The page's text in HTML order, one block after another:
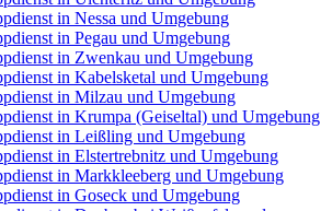
in Nessa und Umgebung
in Pegau und Umgebung
in Zwenkau und Umgebung
in Kabelsketal und Umgebung
in Milzau und Umgebung
in Krumpa (Geiseltal) und Umgebung
in Leißling und Umgebung
in Elstertrebnitz und Umgebung
in Markkleeberg und Umgebung
in Goseck und Umgebung